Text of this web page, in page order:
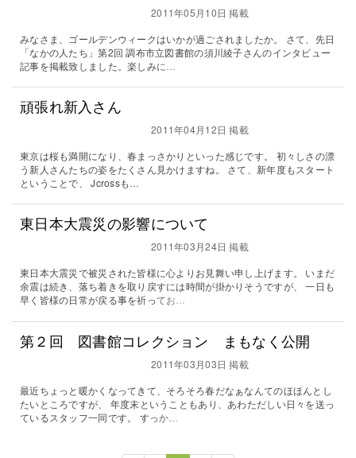
2011年05月10日 掲載
みなさま、ゴールデンウィークはいかが過ごされましたか。 さて、先日
「なかの人たち」第2回 調布市立図書館の須川綾子さんのインタビュー
記事を掲載致しました。楽しみに…
頑張れ新入さん
2011年04月12日 掲載
東京は桜も満開になり、春まっさかりといった感じです。 初々しさの漂
う新人さんたちの姿をたくさん見かけますね。 さて、新年度もスタート
ということで、 Jcrossも…
東日本大震災の影響について
2011年03月24日 掲載
東日本大震災で被災された皆様に心よりお見舞い申し上げます。 いまだ
余震は続き、落ち着きを取り戻すには時間が掛かりそうですが、 一日も
早く皆様の日常が戻る事を祈ってお…
第２回 図書館コレクション まもなく公開
2011年03月03日 掲載
最近ちょっと暖かくなってきて、そろそろ春だなぁなんてのほほんとし
たいところですが、 年度末ということもあり、あわただしい日々を送っ
ているスタッフ一同です。 すっか…